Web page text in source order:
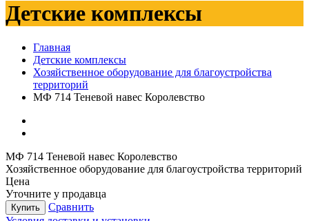
Детские комплексы
Главная
Детские комплексы
Хозяйственное оборудование для благоустройства
территорий
МФ 714 Теневой навес Королевство
МФ 714 Теневой навес Королевство
Хозяйственное оборудование для благоустройства территорий
Цена
Уточните у продавца
Купить
Сравнить